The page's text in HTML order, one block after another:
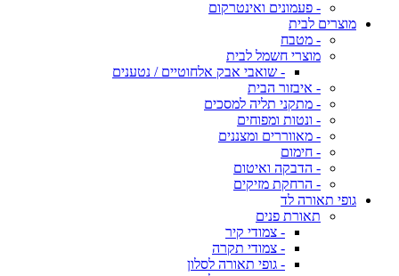
- פעמונים ואינטרקום
מוצרים לבית
- מטבח
מוצרי חשמל לבית
- שואבי אבק אלחוטיים / נטענים
- איבזור הבית
- מתקני תליה למסכים
- ונטות ומפוחים
- מאווררים ומצננים
- חימום
- הדבקה ואיטום
- הרחקת מזיקים
גופי תאורה לד
תאורת פנים
- צמודי קיר
- צמודי תקרה
- גופי תאורה לסלון